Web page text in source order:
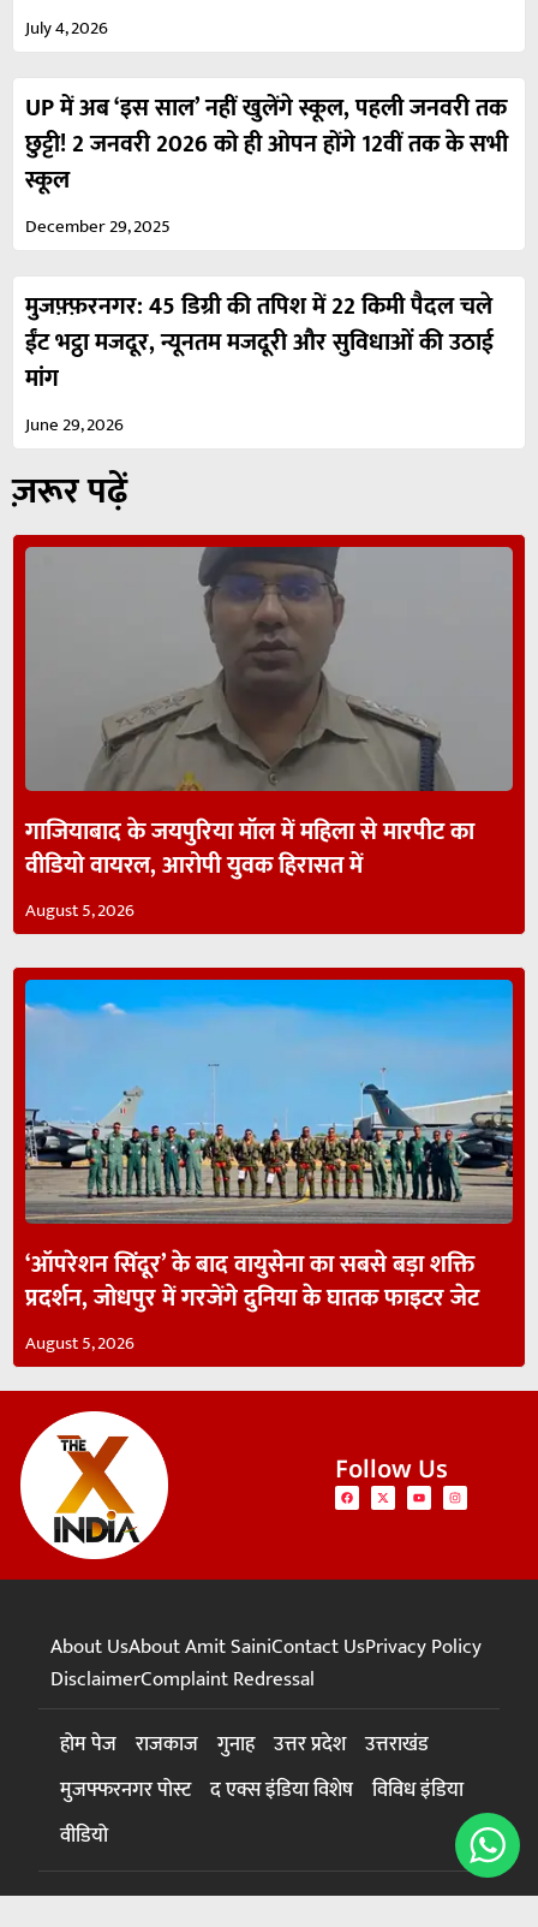
July 4, 2026
UP में अब ‘इस साल’ नहीं खुलेंगे स्कूल, पहली जनवरी तक
छुट्टी! 2 जनवरी 2026 को ही ओपन होंगे 12वीं तक के सभी
स्कूल
December 29, 2025
मुजफ़्फ़रनगर: 45 डिग्री की तपिश में 22 किमी पैदल चले
ईंट भट्ठा मजदूर, न्यूनतम मजदूरी और सुविधाओं की उठाई
मांग
June 29, 2026
ज़रूर पढ़ें
गाजियाबाद के जयपुरिया मॉल में महिला से मारपीट का
वीडियो वायरल, आरोपी युवक हिरासत में
August 5, 2026
‘ऑपरेशन सिंदूर’ के बाद वायुसेना का सबसे बड़ा शक्ति
प्रदर्शन, जोधपुर में गरजेंगे दुनिया के घातक फाइटर जेट
August 5, 2026
Follow Us
About UsAbout Amit SainiContact UsPrivacy Policy
DisclaimerComplaint Redressal
होम पेज राजकाज गुनाह उत्तर प्रदेश उत्तराखंड
मुजफ्फरनगर पोस्ट द एक्स इंडिया विशेष विविध इंडिया
वीडियो